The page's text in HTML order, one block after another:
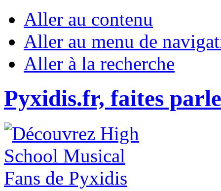
Aller au contenu
Aller au menu de
Aller à la recherche
Pyxidis.fr, faites